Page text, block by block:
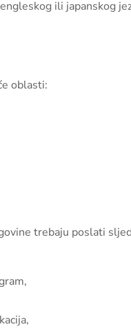
ili japanskog
oblasti:
trebaju poslati